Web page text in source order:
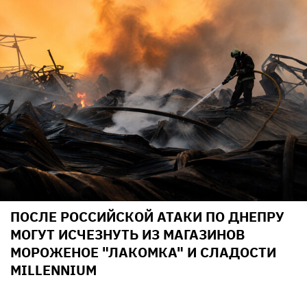
ПОСЛЕ РОССИЙСКОЙ АТАКИ ПО ДНЕПРУ
МОГУТ ИСЧЕЗНУТЬ ИЗ МАГАЗИНОВ
МОРОЖЕНОЕ "ЛАКОМКА" И СЛАДОСТИ
MILLENNIUM